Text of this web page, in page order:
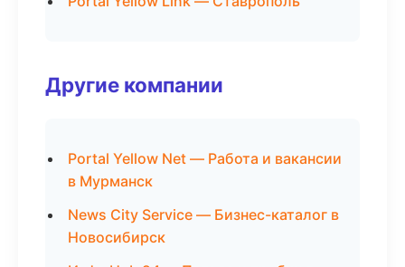
Другие компании
Portal Yellow Net — Работа и вакансии
в Мурманск
News City Service — Бизнес-каталог в
Новосибирск